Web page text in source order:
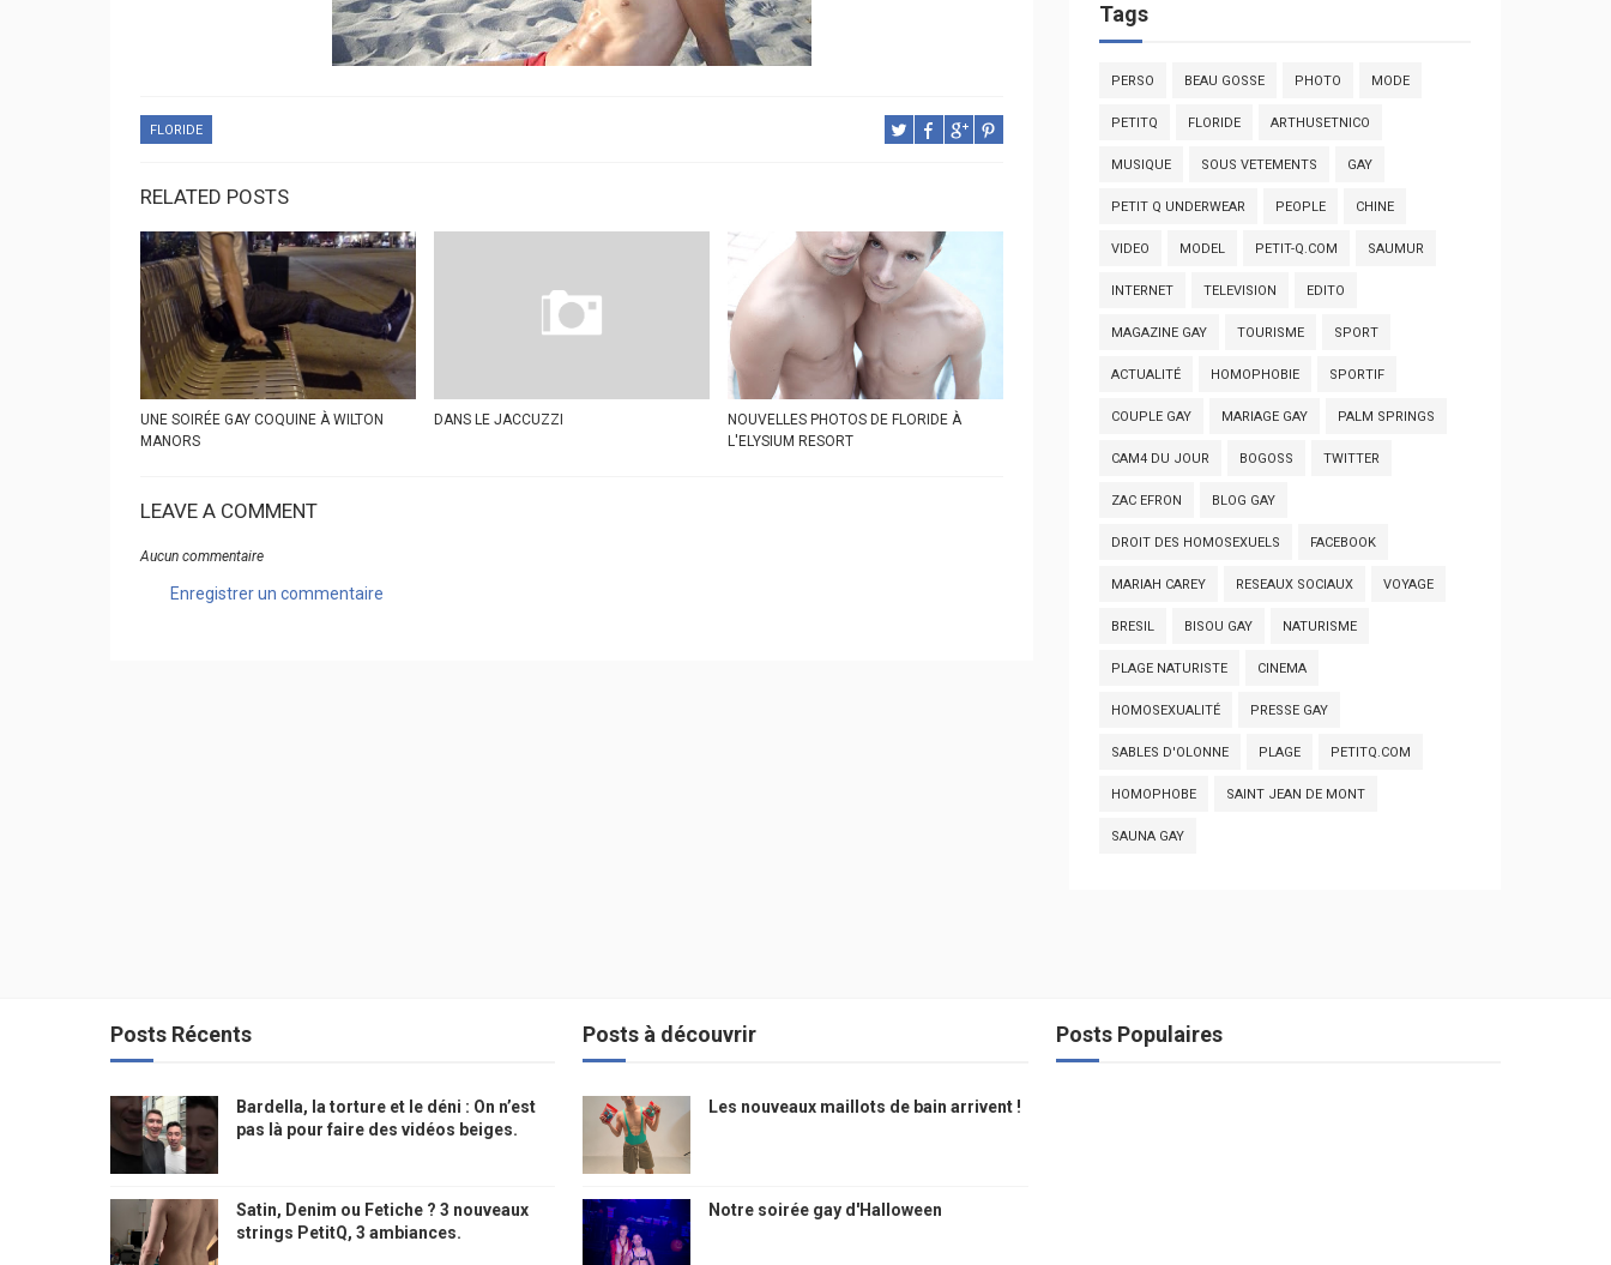
FLORIDE
RELATED POSTS
UNE SOIRÉE GAY COQUINE À WILTON
MANORS
DANS LE JACCUZZI
NOUVELLES PHOTOS DE FLORIDE À
L'ELYSIUM RESORT
LEAVE A COMMENT
Aucun commentaire
Enregistrer un commentaire
Tags
PERSO BEAU GOSSE PHOTO MODE
PETITQ FLORIDE ARTHUSETNICO
MUSIQUE SOUS VETEMENTS GAY
PETIT Q UNDERWEAR PEOPLE CHINE
VIDEO MODEL PETIT-Q.COM SAUMUR
INTERNET TELEVISION EDITO
MAGAZINE GAY TOURISME SPORT
ACTUALITÉ HOMOPHOBIE SPORTIF
COUPLE GAY MARIAGE GAY PALM SPRINGS
CAM4 DU JOUR BOGOSS TWITTER
ZAC EFRON BLOG GAY
DROIT DES HOMOSEXUELS FACEBOOK
MARIAH CAREY RESEAUX SOCIAUX VOYAGE
BRESIL BISOU GAY NATURISME
PLAGE NATURISTE CINEMA
HOMOSEXUALITÉ PRESSE GAY
SABLES D'OLONNE PLAGE PETITQ.COM
HOMOPHOBE SAINT JEAN DE MONT
SAUNA GAY
Posts Récents
Bardella, la torture et le déni : On n’est
pas là pour faire des vidéos beiges.
Satin, Denim ou Fetiche ? 3 nouveaux
strings PetitQ, 3 ambiances.
Posts à découvrir
Les nouveaux maillots de bain arrivent !
Notre soirée gay d'Halloween
Posts Populaires